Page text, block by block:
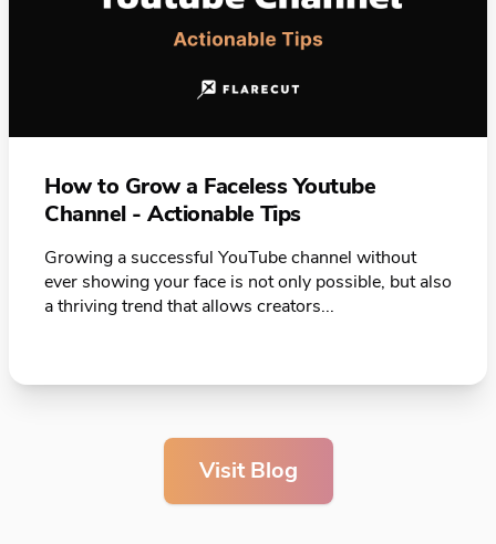
How to Grow a Faceless Youtube
Channel - Actionable Tips
Growing a successful YouTube channel without
ever showing your face is not only possible, but also
a thriving trend that allows creators...
Visit Blog